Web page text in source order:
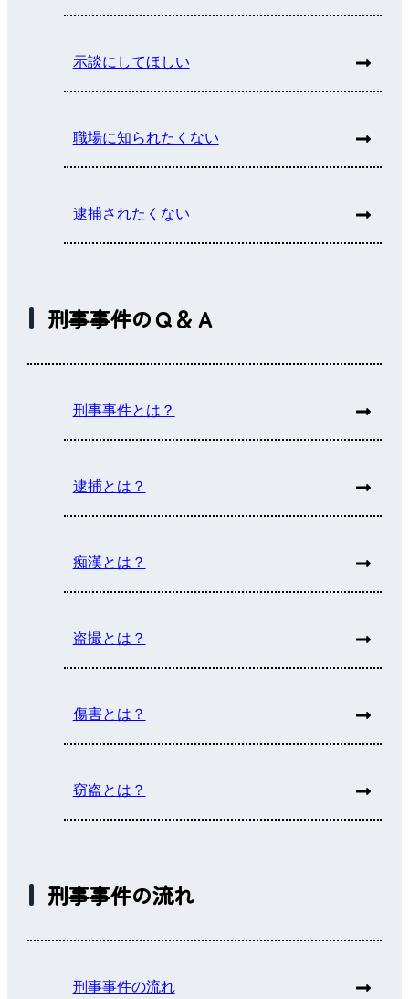
示談にしてほしい
職場に知られたくない
逮捕されたくない
刑事事件のＱ＆Ａ
刑事事件とは？
逮捕とは？
痴漢とは？
盗撮とは？
傷害とは？
窃盗とは？
刑事事件の流れ
刑事事件の流れ